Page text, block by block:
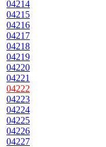
04214
04215
04216
04217
04218
04219
04220
04221
04222
04223
04224
04225
04226
04227